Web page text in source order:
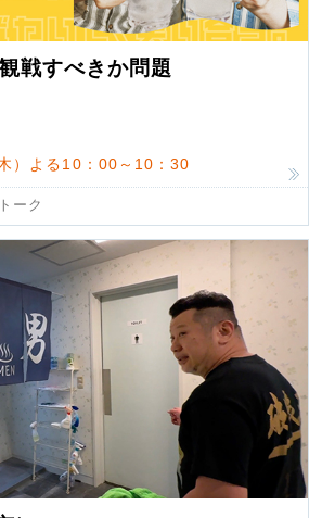
戦すべきか問題
）よる10：00～10：30
トーク